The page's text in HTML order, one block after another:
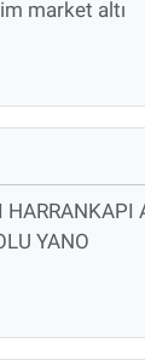
market altı
YANO